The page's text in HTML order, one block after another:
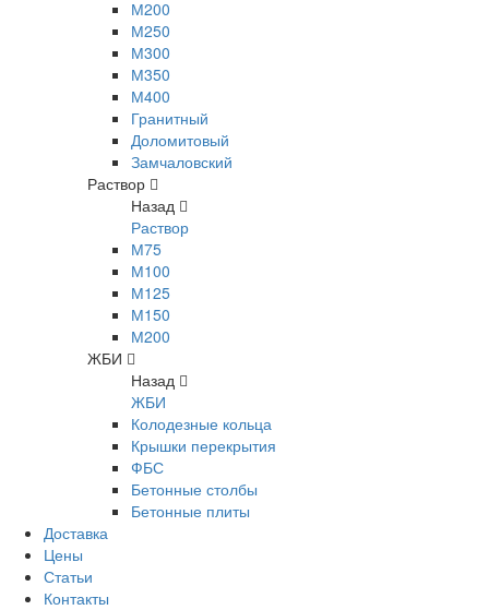
М200
М250
М300
М350
М400
Гранитный
Доломитовый
Замчаловский
Раствор
Назад
Раствор
М75
М100
М125
М150
М200
ЖБИ
Назад
ЖБИ
Колодезные кольца
Крышки перекрытия
ФБС
Бетонные столбы
Бетонные плиты
Доставка
Цены
Статьи
Контакты